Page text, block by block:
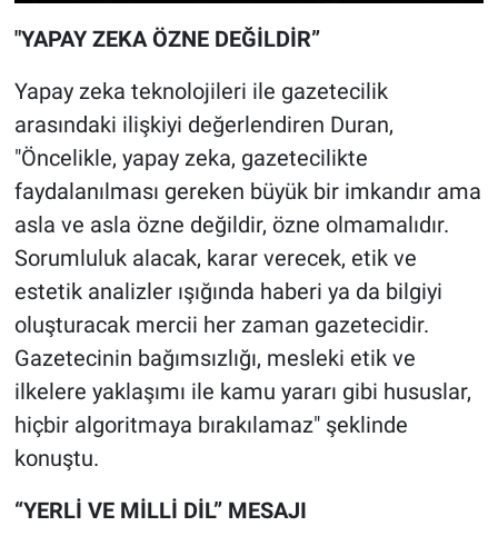
"YAPAY ZEKA ÖZNE DEĞİLDİR”
Yapay zeka teknolojileri ile gazetecilik
arasındaki ilişkiyi değerlendiren Duran,
"Öncelikle, yapay zeka, gazetecilikte
faydalanılması gereken büyük bir imkandır ama
asla ve asla özne değildir, özne olmamalıdır.
Sorumluluk alacak, karar verecek, etik ve
estetik analizler ışığında haberi ya da bilgiyi
oluşturacak mercii her zaman gazetecidir.
Gazetecinin bağımsızlığı, mesleki etik ve
ilkelere yaklaşımı ile kamu yararı gibi hususlar,
hiçbir algoritmaya bırakılamaz" şeklinde
konuştu.
“YERLİ VE MİLLİ DİL” MESAJI